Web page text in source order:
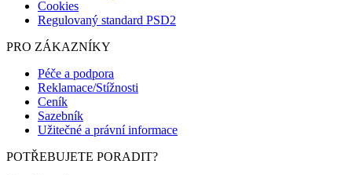
Cookies
Regulovaný standard PSD2
PRO ZÁKAZNÍKY
Péče a podpora
Reklamace/Stížnosti
Ceník
Sazebník
Užitečné a právní informace
POTŘEBUJETE PORADIT?